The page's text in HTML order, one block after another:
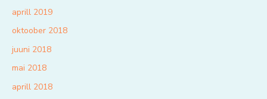
aprill 2019
oktoober 2018
juuni 2018
mai 2018
aprill 2018